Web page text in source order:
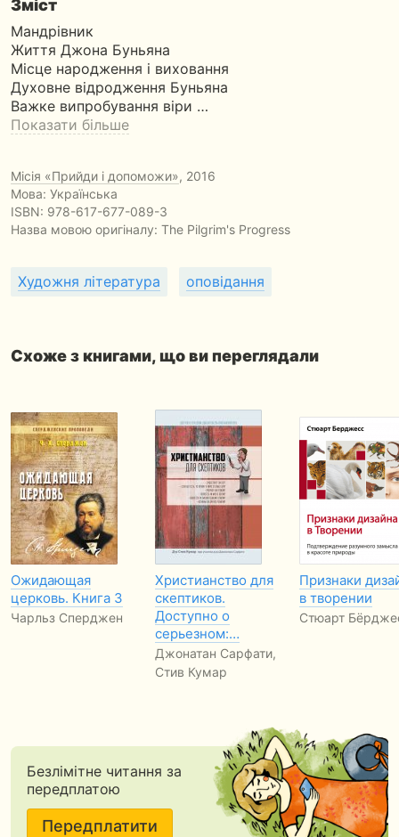
Зміст
Мандрівник
Життя Джона Буньяна
Місце народження і виховання
Духовне відродження Буньяна
Важке випробування віри …
Показати більше
Місія «Прийди і допоможи», 2016
Мова: Українська
ISBN: 978-617-677-089-3
Назва мовою оригіналу: The Pilgrim's Progress
Художня література оповідання
Схоже з книгами, що ви переглядали
Ожидающая
церковь. Книга 3
Чарльз Сперджен
Христианство для
скептиков.
Доступно о
серьезном:…
Джонатан Сарфати,
Стив Кумар
Признаки
в творении
Стюарт
Безлімітне читання за
передплатою
Передплатити